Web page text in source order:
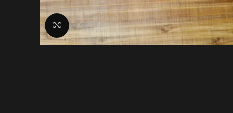
Click to enlarge